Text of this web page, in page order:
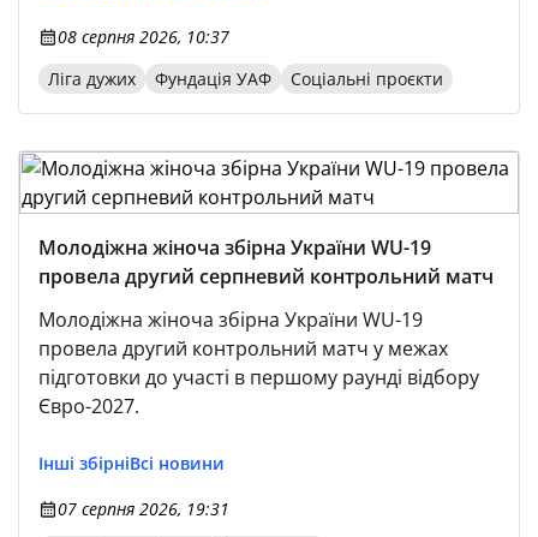
08 серпня 2026, 10:37
Ліга дужих
Фундація УАФ Соціальні проєкти
Молодіжна жіноча збірна України WU-19
провела другий серпневий контрольний матч
Молодіжна жіноча збірна України WU-19
провела другий контрольний матч у межах
підготовки до участі в першому раунді відбору
Євро-2027.
Інші збірніВсі новини
07 серпня 2026, 19:31